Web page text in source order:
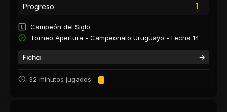
1
Progreso
Campeón del Siglo
Torneo Apertura - Campeonato Uruguayo - Fecha 14
Ficha
32 minutos jugados